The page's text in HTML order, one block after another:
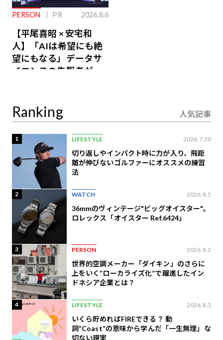
PERSON PR 2026.8.6
【平尾喜昭 × 安宅和
人】「AIは希望にも絶
望にもなる」データサ
イエンスの先駆者が語
Ranking 人気記事
1 LIFESTYLE 2026.7.30
切り返しやインパクト時に力が入り、飛距
離が伸びないゴルファーにオススメの練習
法
2 WATCH 2026.8.5
36mmのヴィンテージ"ビッグオイスター"。
ロレックス「オイスター Ref.6424」
3 PERSON 2026.8.2
世界的空調メーカー「ダイキン」のさらに
上をいく“ローカライズ化”で躍進したイン
ドネシア企業とは？
4 LIFESTYLE 2026.8.3
いくら貯めればFIREできる？ 動
詞“Coast”の意味から学んだ「一生無理」な
切ない現実